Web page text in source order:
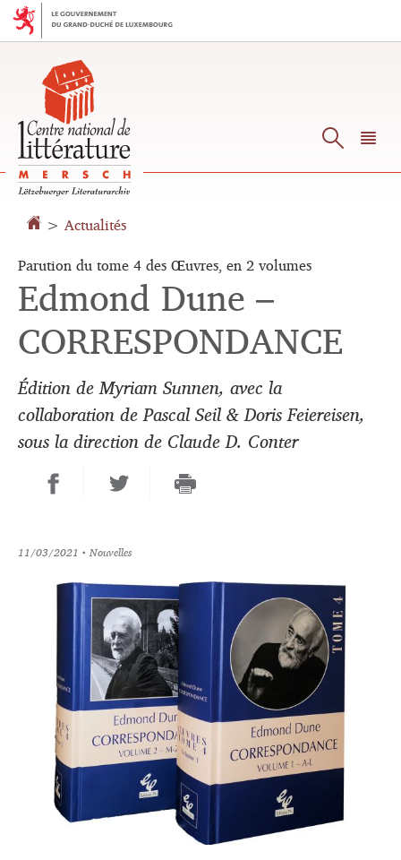
Aller
navigation
Aller
> Actualités
Parution du tome 4 des Œuvres, en 2 volumes
Edmond Dune –
CORRESPONDANCE
Édition de Myriam Sunnen, avec la
collaboration de Pascal Seil & Doris Feiereisen,
sous la direction de Claude D. Conter
11/03/2021 • Nouvelles